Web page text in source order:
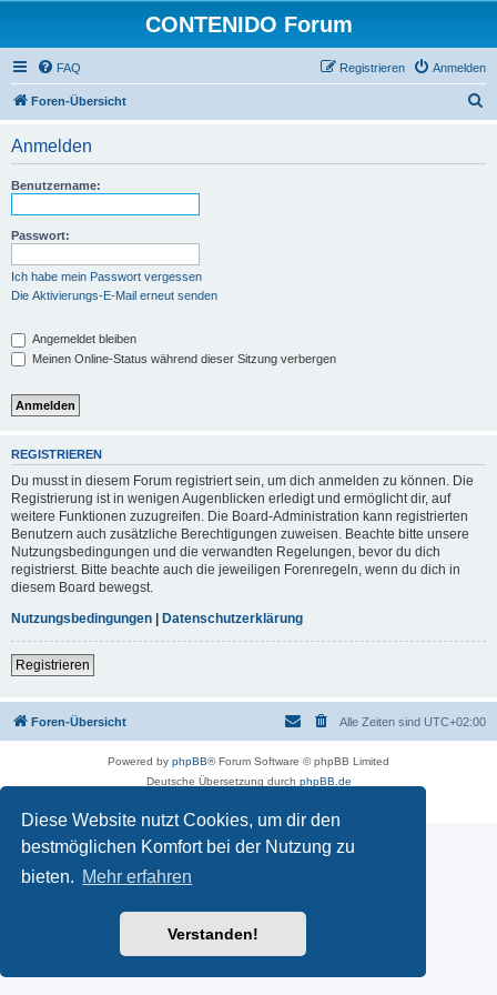
Diese Website nutzt Cookies, um dir den
bestmöglichen Komfort bei der Nutzung zu
bieten. Mehr erfahren
Verstanden!
CONTENIDO Forum
FAQ Anmelden
Registrieren
Foren-Übersicht
Anmelden
Benutzername:
Passwort:
Ich habe mein Passwort vergessen
Die Aktivierungs-E-Mail erneut senden
Angemeldet bleiben
Meinen Online-Status während dieser Sitzung verbergen
REGISTRIEREN
Du musst in diesem Forum registriert sein, um dich anmelden zu können. Die
Registrierung ist in wenigen Augenblicken erledigt und ermöglicht dir, auf
weitere Funktionen zuzugreifen. Die Board-Administration kann registrierten
Benutzern auch zusätzliche Berechtigungen zuweisen. Beachte bitte unsere
Nutzungsbedingungen und die verwandten Regelungen, bevor du dich
registrierst. Bitte beachte auch die jeweiligen Forenregeln, wenn du dich in
diesem Board bewegst.
Nutzungsbedingungen | Datenschutzerklärung
Registrieren
Foren-Übersicht Alle Zeiten sind UTC+02:00
Powered by phpBB® Forum Software © phpBB Limited
Deutsche Übersetzung durch phpBB.de